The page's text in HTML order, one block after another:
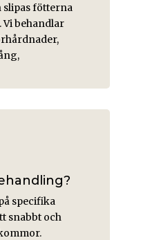
slipas fötterna
Vi behandlar
specifika
snabbt och